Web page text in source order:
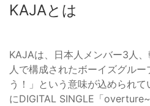
KAJAとは
KAJAは、日本人メンバー3人
人で構成されたボーイズグル
う！」という意味が込められ
にDIGITAL SINGLE「